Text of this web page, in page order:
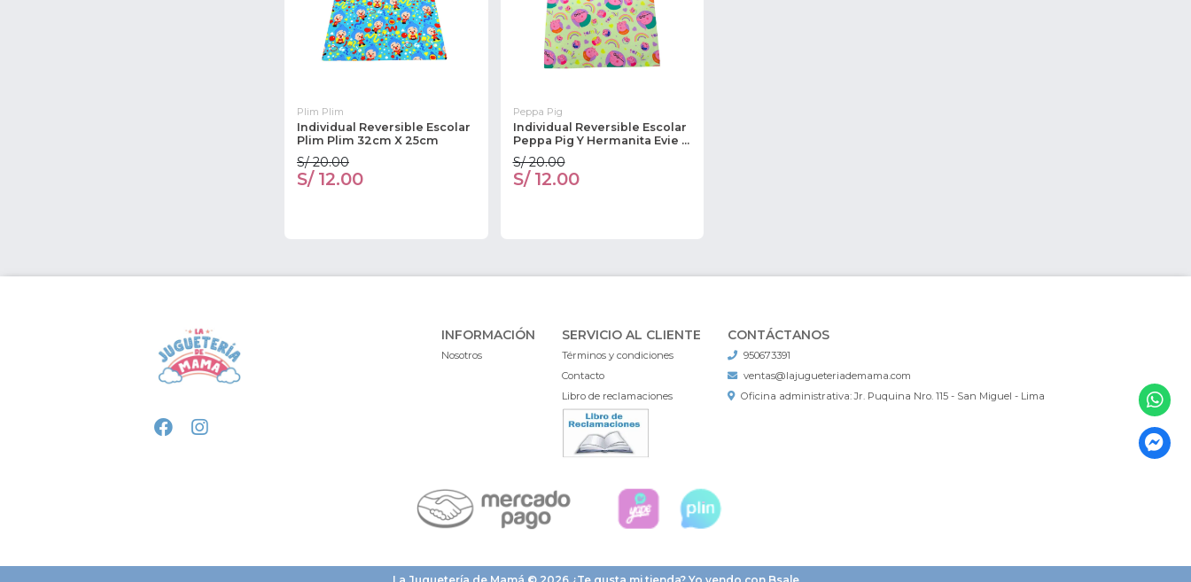
Plim Plim
Individual Reversible Escolar
Plim Plim 32cm X 25cm
S/ 20.00
S/ 12.00
Peppa Pig
Individual Reversible Escolar
Peppa Pig Y Hermanita Evie ...
S/ 20.00
S/ 12.00
INFORMACIÓN
Nosotros
SERVICIO AL CLIENTE
Términos y condiciones
Contacto
Libro de reclamaciones
CONTÁCTANOS
950673391
ventas@lajugueteriademama.com
Oficina administrativa: Jr. Puquina Nro. 115 - San Miguel - Lima